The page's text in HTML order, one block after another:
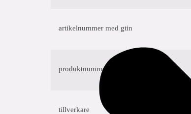
artikelnummer med gtin
produktnummer med gtin
tillverkare